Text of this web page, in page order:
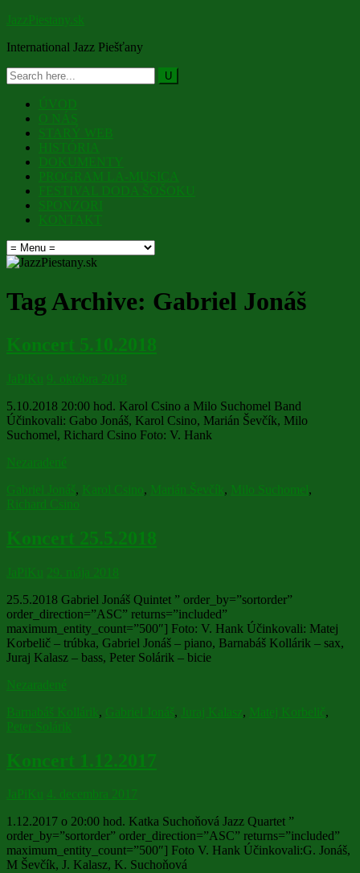
JazzPiestany.sk
International Jazz Piešťany
ÚVOD
O NÁS
STARÝ WEB
HISTÓRIA
DOKUMENTY
PROGRAM LA-MUSICA
FESTIVAL DODA ŠOŠOKU
SPONZORI
KONTAKT
Tag Archive: Gabriel Jonáš
Koncert 5.10.2018
JaPiKu 9. októbra 2018
5.10.2018 20:00 hod. Karol Csino a Milo Suchomel Band
Účinkovali: Gabo Jonáš, Karol Csino, Marián Ševčík, Milo
Suchomel, Richard Csino Foto: V. Hank
Nezaradené
Gabriel Jonáš, Karol Csino, Marián Ševčík, Milo Suchomel,
Richard Csino
Koncert 25.5.2018
JaPiKu 29. mája 2018
25.5.2018 Gabriel Jonáš Quintet ” order_by=”sortorder”
order_direction=”ASC” returns=”included”
maximum_entity_count=”500″] Foto: V. Hank Účinkovali: Matej
Korbelič – trúbka, Gabriel Jonáš – piano, Barnabáš Kollárik – sax,
Juraj Kalasz – bass, Peter Solárik – bicie
Nezaradené
Barnabáš Kollárik, Gabriel Jonáš, Juraj Kalasz, Matej Korbelič,
Peter Solárik
Koncert 1.12.2017
JaPiKu 4. decembra 2017
1.12.2017 o 20:00 hod. Katka Suchoňová Jazz Quartet ”
order_by=”sortorder” order_direction=”ASC” returns=”included”
maximum_entity_count=”500″] Foto V. Hank Účinkovali:G. Jonáš,
M Ševčík, J. Kalasz, K. Suchoňová